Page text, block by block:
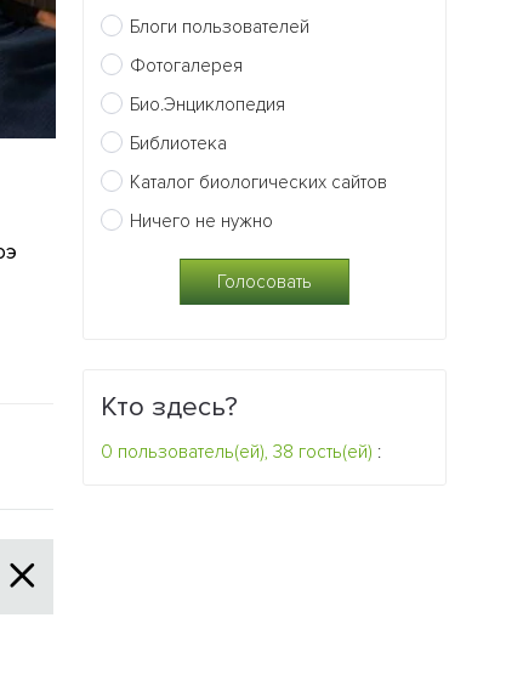
16.11.2010
От нежелательных
последствий защищают
Блоги пользователей
Фотогалерея
Био.Энциклопедия
Библиотека
Каталог биологических сайтов
Ничего не нужно
Кто здесь?
0 пользователь(ей), 38 гость(ей) :